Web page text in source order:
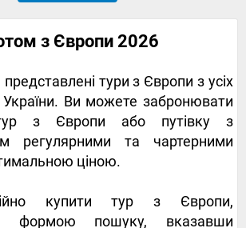
з Європи 2026
представлені тури з Європи з усіх
України. Ви можете забронювати
з Європи або путівку з
регулярними та чартерними
ціною.
купити тур з Європи,
формою пошуку, вказавши